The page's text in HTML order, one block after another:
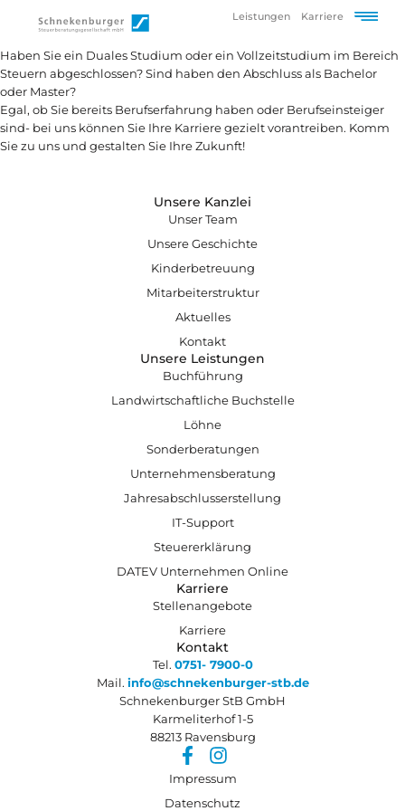
Leistungen Karriere
Haben Sie ein Duales Studium oder ein Vollzeitstudium im Bereich
Steuern abgeschlossen? Sind haben den Abschluss als Bachelor
oder Master?
Egal, ob Sie bereits Berufserfahrung haben oder Berufseinsteiger
sind- bei uns können Sie Ihre Karriere gezielt vorantreiben. Komm
Sie zu uns und gestalten Sie Ihre Zukunft!
Unsere Kanzlei
Unser Team
Unsere Geschichte
Kinderbetreuung
Mitarbeiterstruktur
Aktuelles
Kontakt
Unsere Leistungen
Buchführung
Landwirtschaftliche Buchstelle
Löhne
Sonderberatungen
Unternehmensberatung
Jahresabschlusserstellung
IT-Support
Steuererklärung
DATEV Unternehmen Online
Karriere
Stellenangebote
Karriere
Kontakt
Tel. 0751- 7900-0
Mail. info@schnekenburger-stb.de
Schnekenburger StB GmbH
Karmeliterhof 1-5
88213 Ravensburg
Impressum
Datenschutz